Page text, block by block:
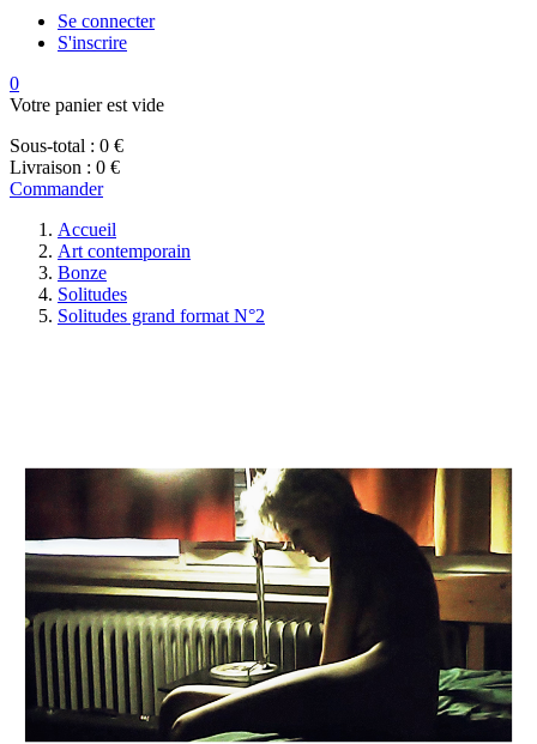
Se connecter
S'inscrire
0
Votre panier est vide
Sous-total : 0 €
Livraison : 0 €
Commander
Accueil
Art contemporain
Bonze
Solitudes
Solitudes grand format N°2